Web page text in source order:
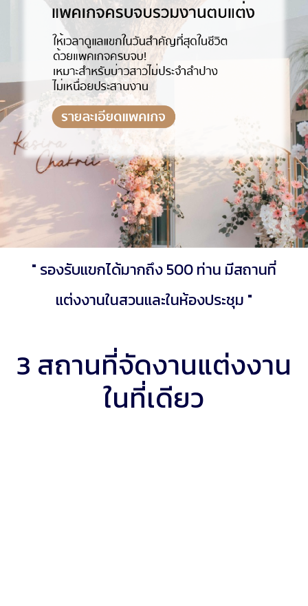
" รองรับแขกได้มากถึง 500 ท่าน มีสถานที่
แต่งงานในสวนและในห้องประชุม "
3 สถานที่จัดงานแต่งงาน
ในที่เดียว